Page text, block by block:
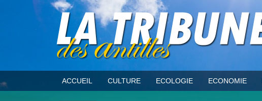
ACCUEIL CULTURE ECOLOGIE ECONOMIE